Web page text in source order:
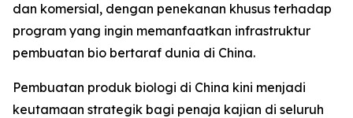
dan komersial, dengan penekanan khusus terhadap
program yang ingin memanfaatkan infrastruktur
pembuatan bio bertaraf dunia di China.
Pembuatan produk biologi di China kini menjadi
keutamaan strategik bagi penaja kajian di seluruh